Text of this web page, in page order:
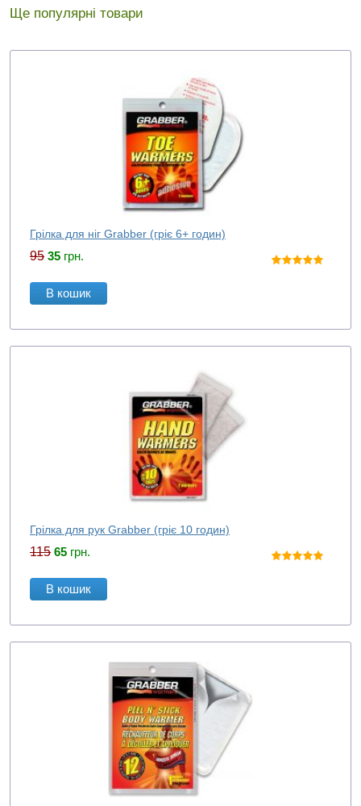
Ще популярні товари
Грілка для ніг Grabber (гріє 6+ годин)
95 35 грн.
В кошик
Грілка для рук Grabber (гріє 10 годин)
115 65 грн.
В кошик